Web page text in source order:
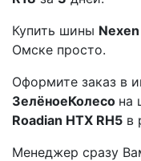
Купить шины
Омске просто.
Оформите заказ в
ЗелёноеКолесо на
Roadian HTX RH5 в
Менеджер сразу